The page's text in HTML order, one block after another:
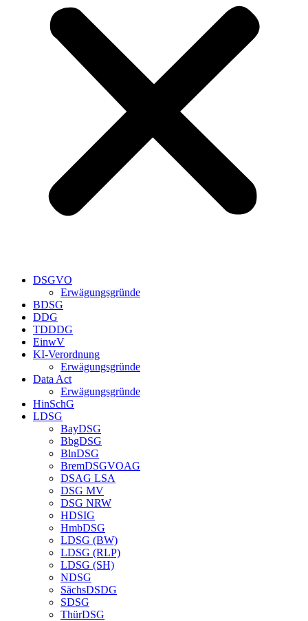
DSGVO
Erwägungsgründe
BDSG
DDG
TDDDG
EinwV
KI-Verordnung
Erwägungsgründe
Data Act
Erwägungsgründe
HinSchG
LDSG
BayDSG
BbgDSG
BlnDSG
BremDSGVOAG
DSAG LSA
DSG MV
DSG NRW
HDSIG
HmbDSG
LDSG (BW)
LDSG (RLP)
LDSG (SH)
NDSG
SächsDSDG
SDSG
ThürDSG